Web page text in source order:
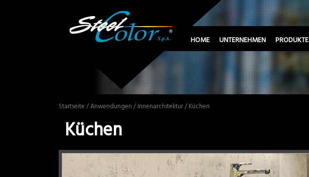
HOME UNTERNEHMEN PRODUKTE
Startseite /Anwendungen /Innenarchitektur/ Küchen
Küchen